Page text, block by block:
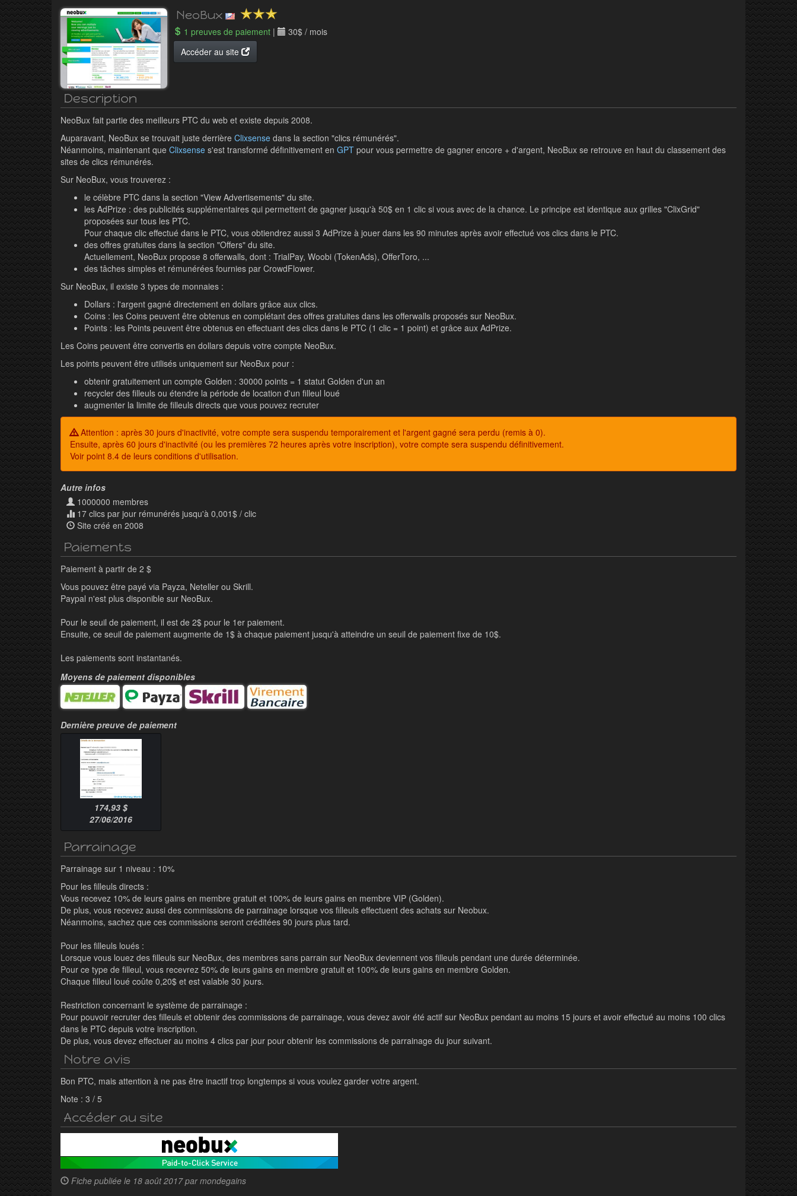
NeoBux
1 preuves de paiement |
30$ / mois
Accéder au site
Description
NeoBux fait partie des meilleurs PTC du web et existe depuis 2008.
Auparavant, NeoBux se trouvait juste derrière Clixsense dans la section "clics rémunérés".
Néanmoins, maintenant que Clixsense s'est transformé définitivement en GPT pour vous permettre de gagner encore + d'argent, NeoBux se retrouve en haut du classement des
sites de clics rémunérés.
Sur NeoBux, vous trouverez :
le célèbre PTC dans la section "View Advertisements" du site.
les AdPrize : des publicités supplémentaires qui permettent de gagner jusqu'à 50$ en 1 clic si vous avec de la chance. Le principe est identique aux grilles "ClixGrid"
proposées sur tous les PTC.
Pour chaque clic effectué dans le PTC, vous obtiendrez aussi 3 AdPrize à jouer dans les 90 minutes après avoir effectué vos clics dans le PTC.
des offres gratuites dans la section "Offers" du site.
Actuellement, NeoBux propose 8 offerwalls, dont : TrialPay, Woobi (TokenAds), OfferToro, ...
des tâches simples et rémunérées fournies par CrowdFlower.
Sur NeoBux, il existe 3 types de monnaies :
Dollars : l'argent gagné directement en dollars grâce aux clics.
Coins : les Coins peuvent être obtenus en complétant des offres gratuites dans les offerwalls proposés sur NeoBux.
Points : les Points peuvent être obtenus en effectuant des clics dans le PTC (1 clic = 1 point) et grâce aux AdPrize.
Les Coins peuvent être convertis en dollars depuis votre compte NeoBux.
Les points peuvent être utilisés uniquement sur NeoBux pour :
obtenir gratuitement un compte Golden : 30000 points = 1 statut Golden d'un an
recycler des filleuls ou étendre la période de location d'un filleul loué
augmenter la limite de filleuls directs que vous pouvez recruter
Attention : après 30 jours d'inactivité, votre compte sera suspendu temporairement et l'argent gagné sera perdu (remis à 0).
Ensuite, après 60 jours d'inactivité (ou les premières 72 heures après votre inscription), votre compte sera suspendu définitivement.
Voir point 8.4 de leurs conditions d'utilisation.
Autre infos
1000000 membres
17 clics par jour rémunérés jusqu'à 0,001$ / clic
Site créé en 2008
Paiements
Paiement à partir de 2 $
Vous pouvez être payé via Payza, Neteller ou Skrill.
Paypal n'est plus disponible sur NeoBux.
Pour le seuil de paiement, il est de 2$ pour le 1er paiement.
Ensuite, ce seuil de paiement augmente de 1$ à chaque paiement jusqu'à atteindre un seuil de paiement fixe de 10$.
Les paiements sont instantanés.
Moyens de paiement disponibles
Dernière preuve de paiement
174,93 $
27/06/2016
Parrainage
Parrainage sur 1 niveau : 10%
Pour les filleuls directs :
Vous recevez 10% de leurs gains en membre gratuit et 100% de leurs gains en membre VIP (Golden).
De plus, vous recevez aussi des commissions de parrainage lorsque vos filleuls effectuent des achats sur Neobux.
Néanmoins, sachez que ces commissions seront créditées 90 jours plus tard.
Pour les filleuls loués :
Lorsque vous louez des filleuls sur NeoBux, des membres sans parrain sur NeoBux deviennent vos filleuls pendant une durée déterminée.
Pour ce type de filleul, vous recevrez 50% de leurs gains en membre gratuit et 100% de leurs gains en membre Golden.
Chaque filleul loué coûte 0,20$ et est valable 30 jours.
Restriction concernant le système de parrainage :
Pour pouvoir recruter des filleuls et obtenir des commissions de parrainage, vous devez avoir été actif sur NeoBux pendant au moins 15 jours et avoir effectué au moins 100 clics
dans le PTC depuis votre inscription.
De plus, vous devez effectuer au moins 4 clics par jour pour obtenir les commissions de parrainage du jour suivant.
Notre avis
Bon PTC, mais attention à ne pas être inactif trop longtemps si vous voulez garder votre argent.
Note : 3 / 5
Accéder au site
Fiche publiée le 18 août 2017 parmondegains